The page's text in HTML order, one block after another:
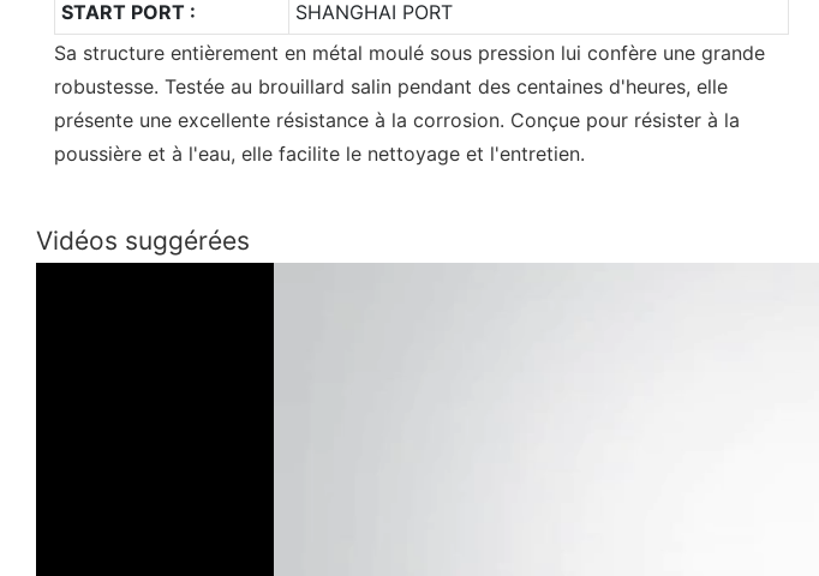
START PORT :
SHANGHAI PORT
Sa structure entièrement en métal moulé sous pression lui confère une grande
robustesse. Testée au brouillard salin pendant des centaines d'heures, elle
présente une excellente résistance à la corrosion. Conçue pour résister à la
poussière et à l'eau, elle facilite le nettoyage et l'entretien.
Vidéos suggérées